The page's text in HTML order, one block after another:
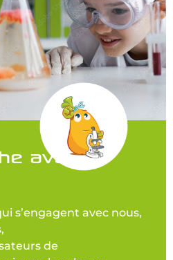
avance
s’engagent avec nous,
de